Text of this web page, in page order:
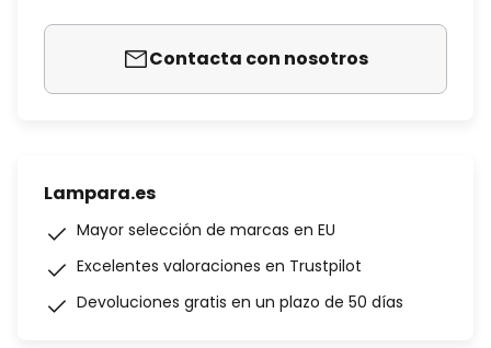
Contacta con nosotros
Lampara.es
Mayor selección de marcas en EU
Excelentes valoraciones en Trustpilot
Devoluciones gratis en un plazo de 50 días